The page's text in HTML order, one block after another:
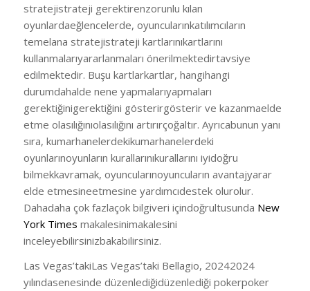
stratejistrateji gerektirenzorunlu kılan
oyunlardaeğlencelerde, oyuncularınkatılımcıların
temelana stratejistrateji kartlarınıkartlarını
kullanmalarıyararlanmaları önerilmektedirtavsiye
edilmektedir. Buşu kartlarkartlar, hangihangi
durumdahalde nene yapmalarıyapmaları
gerektiğinigerektiğini gösterirgösterir ve kazanmaelde
etme olasılığınıolasılığını artırırçoğaltır. Ayrıcabunun yanı
sıra, kumarhanelerdekikumarhanelerdeki
oyunlarınoyunların kurallarınıkurallarını iyidoğru
bilmekkavramak, oyuncularınoyuncuların avantajyarar
elde etmesineetmesine yardımcıdestek olurolur.
Dahadaha çok fazlaçok bilgiveri içindoğrultusunda New
York Times makalesinimakalesini
inceleyebilirsinizbakabilirsiniz.
Las Vegas’takiLas Vegas’taki Bellagio, 20242024
yılındasenesinde düzenlediğidüzenlediği pokerpoker